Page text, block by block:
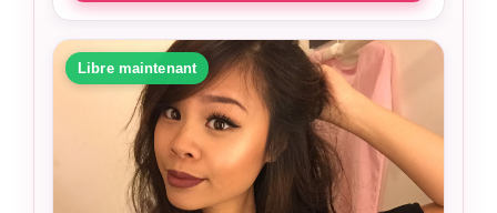
Libre maintenant